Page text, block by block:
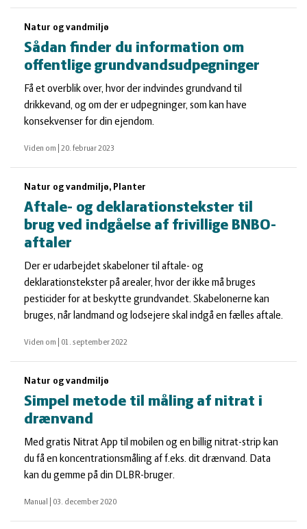
Natur og vandmiljø
Sådan finder du information om
offentlige grundvandsudpegninger
Få et overblik over, hvor der indvindes grundvand til
drikkevand, og om der er udpegninger, som kan have
konsekvenser for din ejendom.
Viden om 20. februar 2023
Natur og vandmiljø, Planter
Aftale- og deklarationstekster til
brug ved indgåelse af frivillige BNBO-
aftaler
Der er udarbejdet skabeloner til aftale- og
deklarationstekster på arealer, hvor der ikke må bruges
pesticider for at beskytte grundvandet. Skabelonerne kan
bruges, når landmand og lodsejere skal indgå en fælles aftale.
Viden om 01. september 2022
Natur og vandmiljø
Simpel metode til måling af nitrat i
drænvand
Med gratis Nitrat App til mobilen og en billig nitrat-strip kan
du få en koncentrationsmåling af f.eks. dit drænvand. Data
kan du gemme på din DLBR-bruger.
Manual 03. december 2020